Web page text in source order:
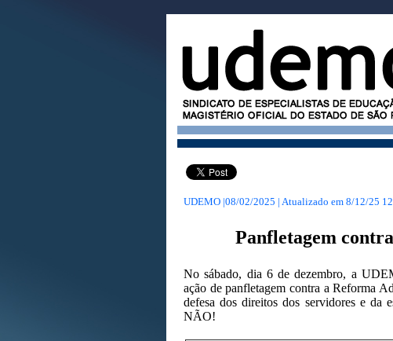
UDEMO |08/02/2025 | Atualizado em 8/12/25
Panfletagem
No sábado, dia 6 de dezembro, a
ação de panfletagem contra a Reforma
defesa dos direitos dos servidores e da
NÃO!